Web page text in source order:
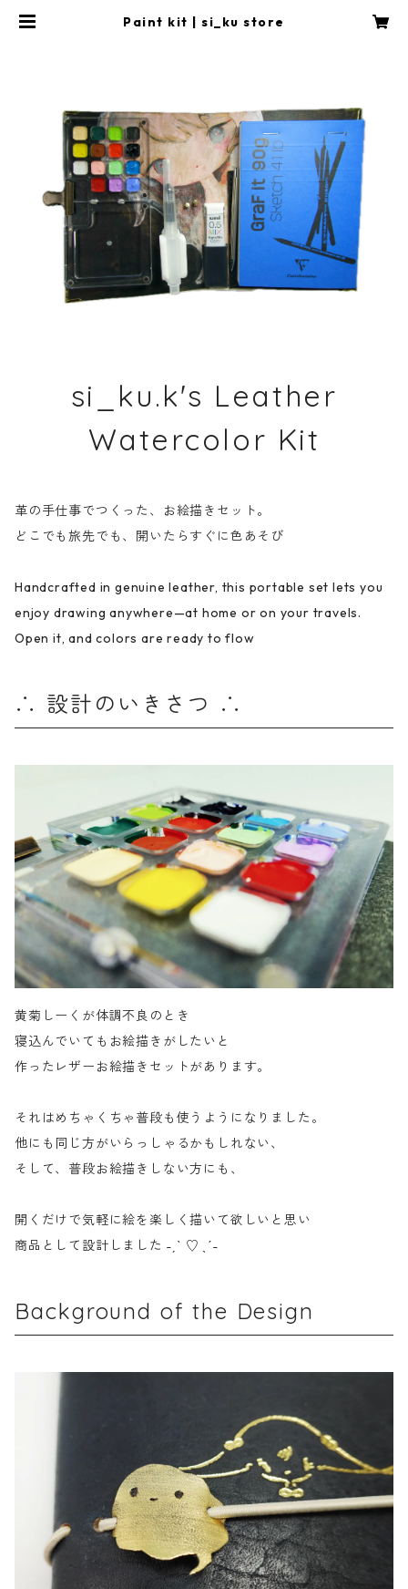
Paint kit | si_ku store
si_ku.k's Leather
Watercolor Kit
革の手仕事でつくった、お絵描きセット。
どこでも旅先でも、開いたらすぐに色あそび
Handcrafted in genuine leather, this portable set lets you
enjoy drawing anywhere—at home or on your travels.
Open it, and colors are ready to flow
∴ 設計のいきさつ ∴
黄菊しーくが体調不良のとき
寝込んでいてもお絵描きがしたいと
作ったレザーお絵描きセットがあります。
それはめちゃくちゃ普段も使うようになりました。
他にも同じ方がいらっしゃるかもしれない、
そして、普段お絵描きしない方にも、
開くだけで気軽に絵を楽しく描いて欲しいと思い
商品として設計しました ˗ˏˋ ♡ ˎˊ˗
Background of the Design